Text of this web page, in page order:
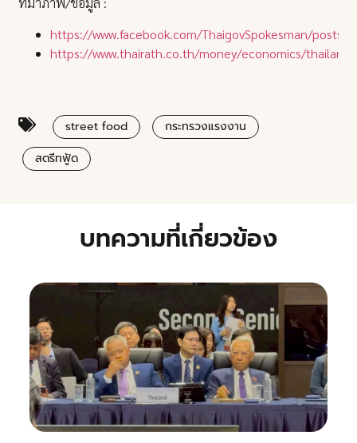
https://www.facebook.com/ThaigovSpokesman/posts/
https://www.thairath.co.th/money/economics/
street food
กระทรวงแรงงาน
สตรีทฟู้ด
บทความที่เกี่ยวข้อง